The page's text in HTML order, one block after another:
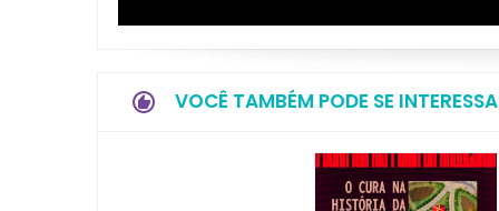
VOCÊ TAMBÉM PODE SE